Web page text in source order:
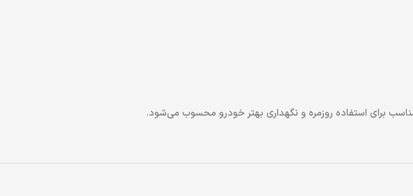
برای استفاده روزمره و نگهداری بهتر خودرو محسوب می‌شود.